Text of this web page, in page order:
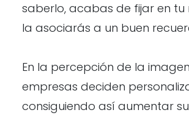
saberlo, acabas de fijar en
la asociarás a un buen
En la percepción de la
empresas deciden
consiguiendo así aumentar